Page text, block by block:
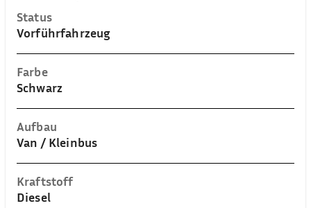
Status
Vorführfahrzeug
Farbe
Schwarz
Aufbau
Van / Kleinbus
Kraftstoff
Diesel